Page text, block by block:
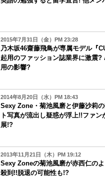
2015年7月31日（金）PM 23:28
乃木坂46齋藤飛鳥が専属モデル『
起用のファッション誌業界に激震?
用の影響?
2014年8月20日（水）PM 18:43
Sexy Zone・菊池風磨と伊藤沙莉
ト写真が流出し疑惑が浮上!!ファ
展!?
2013年11月21日（木）PM 19:12
Sexy Zoneの菊池風磨が赤西仁の
殺到!!脱退の可能性も!?